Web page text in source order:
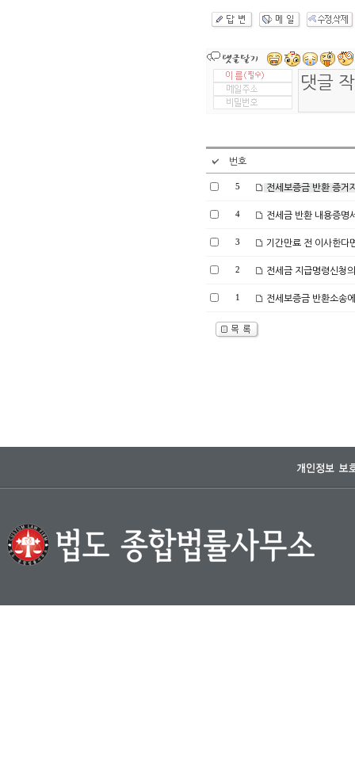
번호
5 전세보증금 반환 증거
4 전세금 반환 내용증명
3 기간만료 전 이사한다
2 전세금 지급명령신청
1 전세보증금 반환소송